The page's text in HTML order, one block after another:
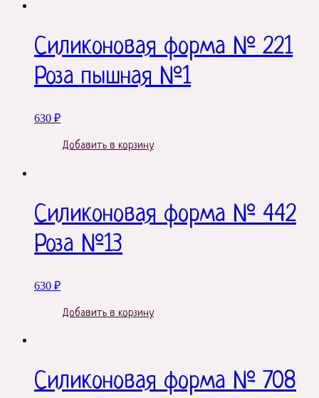
Силиконовая форма № 221
Роза пышная №1
630 ₽
Добавить в корзину
Силиконовая форма № 442
Роза №13
630 ₽
Добавить в корзину
Силиконовая форма № 708